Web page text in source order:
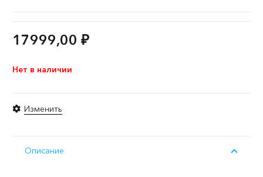
17999,00 ₽
Нет в наличии
Изменить
Описание